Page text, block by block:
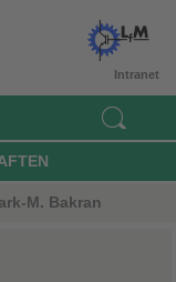
Intranet
M. Bakran